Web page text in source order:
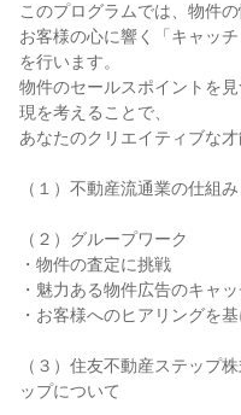
このプログラムでは、物件
お客様の心に響く「キャッ
を行います。
物件のセールスポイントを
現を考えることで、
あなたのクリエイティブな
（１）不動産流通業の仕組
（２）グループワーク
・物件の査定に挑戦
・魅力ある物件広告のキャ
・お客様へのヒアリングを
（３）住友不動産ステップ
ップについて